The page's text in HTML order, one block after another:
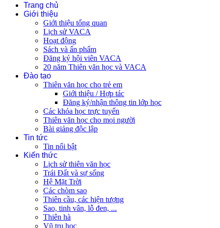
Trang chủ
Giới thiệu
Giới thiệu tổng quan
Lịch sử VACA
Hoạt động
Sách và ấn phẩm
Đăng ký hội viên VACA
20 năm Thiên văn học và VACA
Đào tạo
Thiên văn học cho trẻ em
Giới thiệu / Hợp tác
Đăng ký/nhận thông tin lớp học
Các khóa học trực tuyến
Thiên văn học cho mọi người
Bài giảng độc lập
Tin tức
Tin nổi bật
Kiến thức
Lịch sử thiên văn học
Trái Đất và sự sống
Hệ Mặt Trời
Các chòm sao
Thiên cầu, các hiện tượng
Sao, tinh vân, lỗ đen, ...
Thiên hà
Vũ trụ học